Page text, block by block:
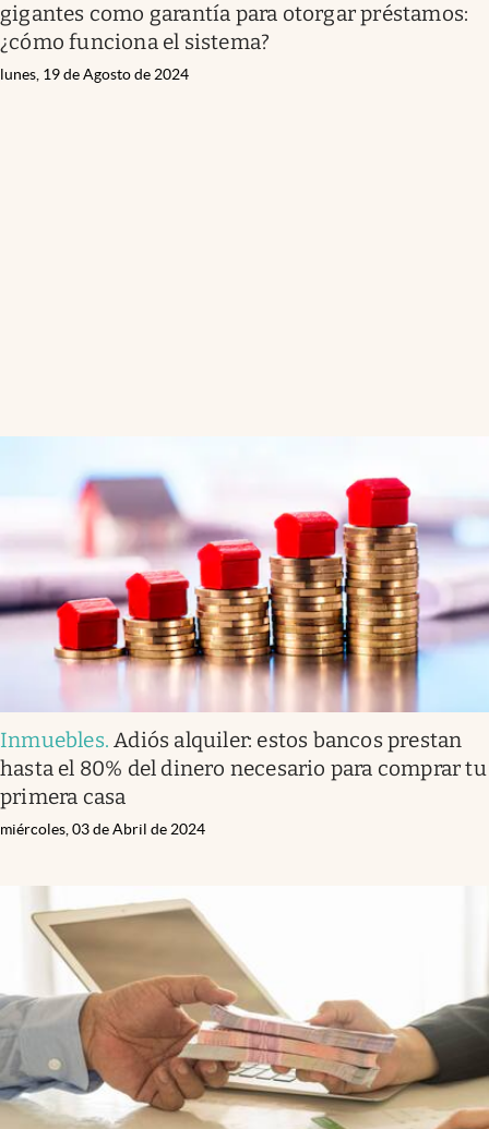
gigantes como garantía para otorgar préstamos:
¿cómo funciona el sistema?
lunes, 19 de Agosto de 2024
Inmuebles.Adiós alquiler: estos bancos prestan
hasta el 80% del dinero necesario para comprar tu
primera casa
miércoles, 03 de Abril de 2024